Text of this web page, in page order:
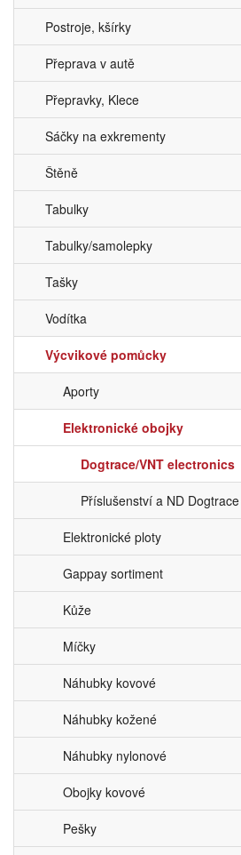
Postroje, kšírky
Přeprava v autě
Přepravky, Klece
Sáčky na exkrementy
Štěně
Tabulky
Tabulky/samolepky
Tašky
Vodítka
Výcvikové pomůcky
Aporty
Elektronické obojky
Dogtrace/VNT electronics
Příslušenství a ND Dogtrace
Elektronické ploty
Gappay sortiment
Kůže
Míčky
Náhubky kovové
Náhubky kožené
Náhubky nylonové
Obojky kovové
Pešky